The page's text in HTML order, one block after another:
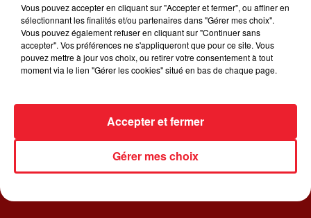
SORTIR EN ALSACE CONTACT
Vous pouvez accepter en cliquant sur "Accepter et fermer", ou affiner en
sélectionnant les finalités et/ou partenaires dans "Gérer mes choix".
Vous pouvez également refuser en cliquant sur "Continuer sans
accepter". Vos préférences ne s'appliqueront que pour ce site. Vous
pouvez mettre à jour vos choix, ou retirer votre consentement à tout
moment via le lien "Gérer les cookies" situé en bas de chaque page.
Gérer mes choix
Accepter et fermer